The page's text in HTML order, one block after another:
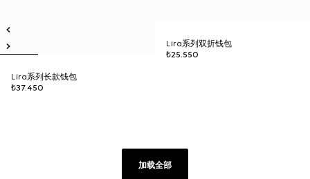
Lira系列长款钱包
₺37.450
Lira系列双折钱包
₺25.550
加载全部